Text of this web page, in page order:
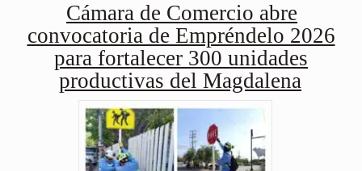
Cámara de Comercio abre
convocatoria de Empréndelo 2026
para fortalecer 300 unidades
productivas del Magdalena